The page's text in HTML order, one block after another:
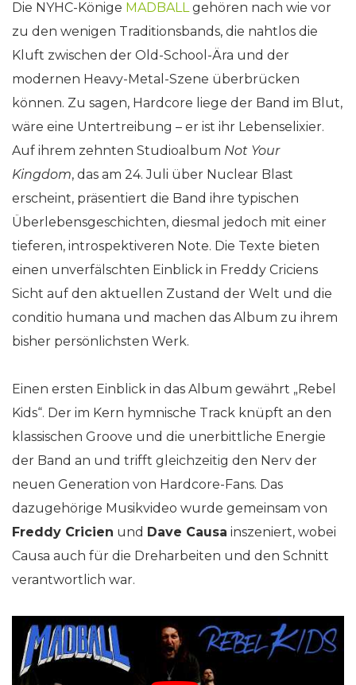
Die NYHC-Könige MADBALL gehören nach wie vor
zu den wenigen Traditionsbands, die nahtlos die
Kluft zwischen der Old-School-Ära und der
modernen Heavy-Metal-Szene überbrücken
können. Zu sagen, Hardcore liege der Band im Blut,
wäre eine Untertreibung – er ist ihr Lebenselixier.
Auf ihrem zehnten Studioalbum Not Your
Kingdom, das am 24. Juli über Nuclear Blast
erscheint, präsentiert die Band ihre typischen
Überlebensgeschichten, diesmal jedoch mit einer
tieferen, introspektiveren Note. Die Texte bieten
einen unverfälschten Einblick in Freddy Criciens
Sicht auf den aktuellen Zustand der Welt und die
conditio humana und machen das Album zu ihrem
bisher persönlichsten Werk.
Einen ersten Einblick in das Album gewährt „Rebel
Kids“. Der im Kern hymnische Track knüpft an den
klassischen Groove und die unerbittliche Energie
der Band an und trifft gleichzeitig den Nerv der
neuen Generation von Hardcore-Fans. Das
dazugehörige Musikvideo wurde gemeinsam von
Freddy Cricien und Dave Causa inszeniert, wobei
Causa auch für die Dreharbeiten und den Schnitt
verantwortlich war.